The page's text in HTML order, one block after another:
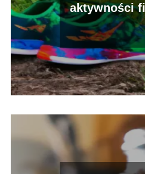
aktywności
dla